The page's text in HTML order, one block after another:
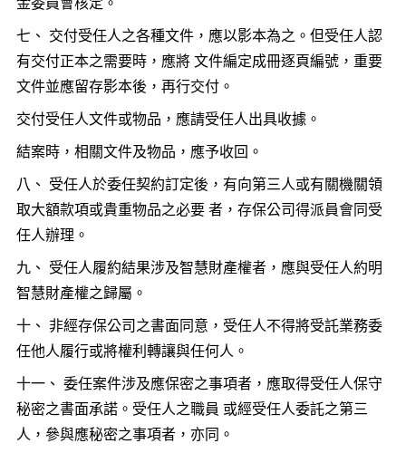
金委員會核定。
七、 交付受任人之各種文件，應以影本為之。但受任人認
有交付正本之需要時，應將 文件編定成冊逐頁編號，重要
文件並應留存影本後，再行交付。
交付受任人文件或物品，應請受任人出具收據。
結案時，相關文件及物品，應予收回。
八、 受任人於委任契約訂定後，有向第三人或有關機關領
取大額款項或貴重物品之必要 者，存保公司得派員會同受
任人辦理。
九、 受任人履約結果涉及智慧財產權者，應與受任人約明
智慧財產權之歸屬。
十、 非經存保公司之書面同意，受任人不得將受託業務委
任他人履行或將權利轉讓與任何人。
十一、 委任案件涉及應保密之事項者，應取得受任人保守
秘密之書面承諾。受任人之職員 或經受任人委託之第三
人，參與應秘密之事項者，亦同。